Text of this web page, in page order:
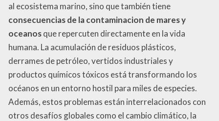
al ecosistema marino, sino que también tiene
consecuencias de la contaminacion de mares y
oceanosque repercuten directamente en la vida
humana. La acumulación de residuos plásticos,
derrames de petróleo, vertidos industriales y
productos químicos tóxicos está transformando los
océanos en un entorno hostil para miles de especies.
Además, estos problemas están interrelacionados con
otros desafíos globales como el cambio climático, la